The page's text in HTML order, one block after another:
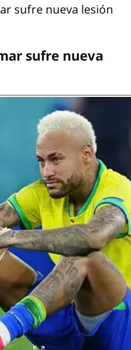
sufre nueva lesión
sufre nueva